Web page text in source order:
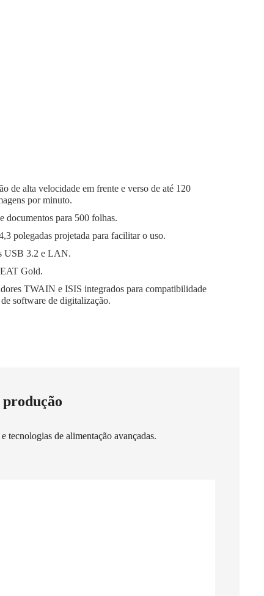
de alta velocidade em frente e verso de até 120
por minuto.
documentos para 500 folhas.
polegadas projetada para facilitar o uso.
USB 3.2 e LAN.
Gold.
TWAIN e ISIS integrados para compatibilidade
software de digitalização.
tecnologias de alimentação avançadas.